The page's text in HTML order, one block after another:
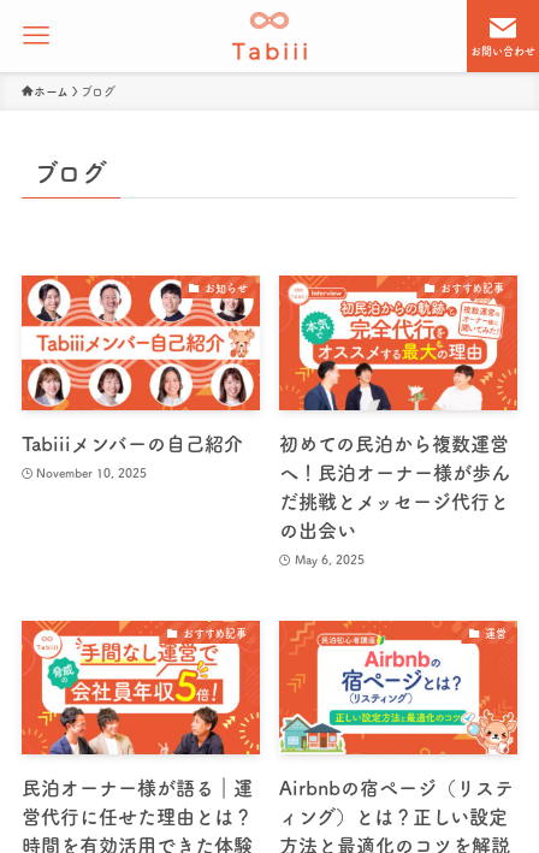
お問い合わせ
ホーム ブログ
ブログ
お知らせ
Tabiiiメンバーの自己紹介
November 10, 2025
おすすめ記事
初めての民泊から複数運営
へ！民泊オーナー様が歩ん
だ挑戦とメッセージ代行と
の出会い
May 6, 2025
おすすめ記事
民泊オーナー様が語る｜運
営代行に任せた理由とは？
時間を有効活用できた体験
運営
Airbnbの宿ページ（リステ
ィング）とは？正しい設定
方法と最適化のコツを解説